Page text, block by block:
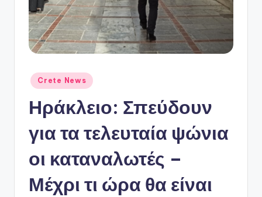
P
o
Αναρτήθηκε
σε
Crete News
Ηράκλειο: Σπεύδουν
για τα τελευταία ψώνια
οι καταναλωτές –
Μέχρι τι ώρα θα είναι